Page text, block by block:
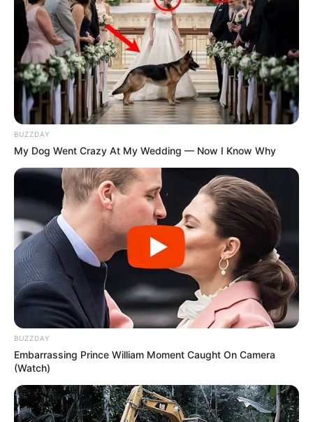
BUZZDAY
My Dog Went Crazy At My Wedding — Now I Know Why
BUZZDAY
Embarrassing Prince William Moment Caught On Camera
(Watch)